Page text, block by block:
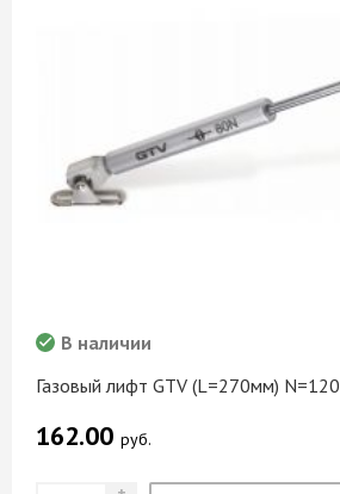
Газовый лифт GTV (L=270мм) N=120
В наличии
162.00 руб.